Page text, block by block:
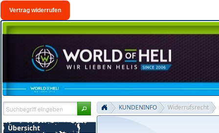
Vertrag widerrufen
Übersicht
KUNDENINFO Widerrufsrecht